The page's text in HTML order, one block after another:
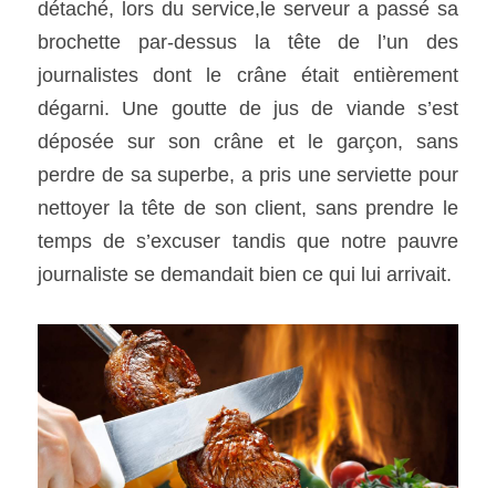
détaché, lors du service,le serveur a passé sa
brochette par-dessus la tête de l’un des
journalistes dont le crâne était entièrement
dégarni. Une goutte de jus de viande s’est
déposée sur son crâne et le garçon, sans
perdre de sa superbe, a pris une serviette pour
nettoyer la tête de son client, sans prendre le
temps de s’excuser tandis que notre pauvre
journaliste se demandait bien ce qui lui arrivait.